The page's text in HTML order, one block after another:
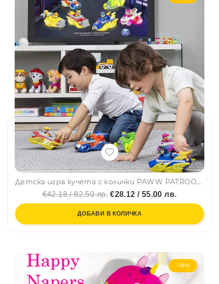
Детска игра кучета с колички PАWW PАTRООL 650, 6бр, 2+
€42.18 / 82.50 лв.€28.12 / 55.00 лв.
ДОБАВИ В КОЛИЧКА
-39%